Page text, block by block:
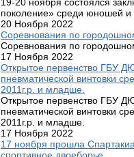
поколение» среди юношей и
20 Ноября 2022
Соревнования по
Соревнования по
17 Ноября 2022
Открытое первенство ГБУ
пневматической винтовки
2011г.р. и младше.
Открытое первенство ГБУ
пневматической винтовки
2011г.р. и младше.
17 Ноября 2022
17 ноября прошла